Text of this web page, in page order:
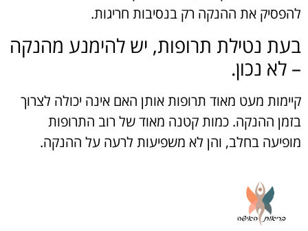
להפסיק את ההנקה רק בנסיבות חריגות.
בעת נטילת תרופות, יש להימנע מהנקה
– לא נכון.
קיימות מעט מאוד תרופות אותן האם אינה יכולה לצרוך
בזמן ההנקה. כמות קטנה מאוד של רוב התרופות
מופיעה בחלב, והן לא משפיעות לרעה על ההנקה.